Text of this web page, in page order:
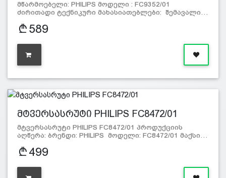
მწარმოებელი: PHILIPS მოდელი : FC9352/01
ძირითადი ტექნიკური მახასიათებლები: შემავალი…
589
მტვერსასრუტი PHILIPS FC8472/01
მტვერსასრუტი PHILIPS FC8472/01 პროდუქციის
აღწერა: ბრენდი: PHILIPS მოდელი: FC8472/01 მაქსი…
499